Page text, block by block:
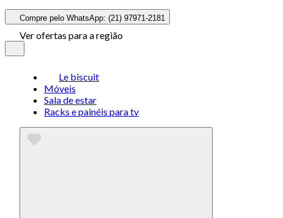
Compre pelo WhatsApp: (21) 97971-2181
Ver ofertas para a região
Le biscuit
Móveis
Sala de estar
Racks e painéis para tv